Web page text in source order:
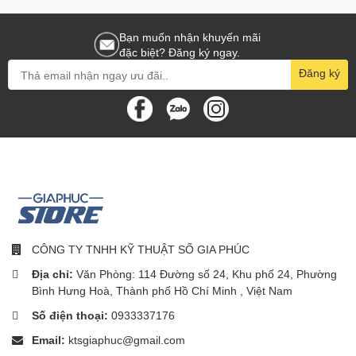
🔄 Thiết kế nằm phẳng 180°
Chui gầm giường, sofa dễ dàng
Vẫn giữ lực hút mạnh
👉 Dọn sạch mọi góc khuất
Dọn nhà diện tích lớn chỉ 1 lần sạc
👉 Tiện lợi, không gián đoạn
🧹 Con lăn tốc độ cao 450
lần/phút
Đánh bay vết bẩn nhanh
Bạn muốn nhận khuyến mãi
đặc biệt? Đăng ký ngay.
Đăng ký
CÔNG TY TNHH KỸ THUẬT SỐ GIA PHÚC
Địa chỉ: Văn Phòng: 114 Đường số 24, Khu phố 24, Phường
Bình Hưng Hoà, Thành phố Hồ Chí Minh , Việt Nam
Số điện thoại: 0933337176
Email: ktsgiaphuc@gmail.com